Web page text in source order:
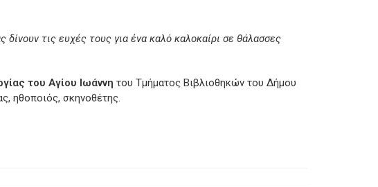
τις ευχές τους για ένα καλό καλοκαίρι σε θάλασσες
του Αγίου Ιωάννη του Τμήματος Βιβλιοθηκών του Δήμου
ηθοποιός, σκηνοθέτης.